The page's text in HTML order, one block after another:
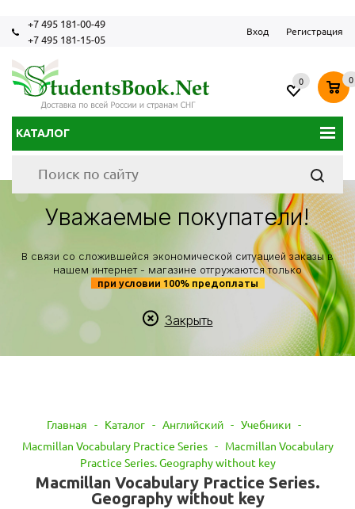
+7 495 181-00-49
+7 495 181-15-05
Вход Регистрация
КАТАЛОГ
0 0
Уважаемые покупатели!
В связи со сложившейся экономической ситуацией заказы в
нашем интернет - магазине отгружаются только
при условии 100% предоплаты
Закрыть
Главная - Каталог - Английский - Учебники -
Macmillan Vocabulary Practice Series - Macmillan Vocabulary
Practice Series. Geography without key
Macmillan Vocabulary Practice Series.
Geography without key